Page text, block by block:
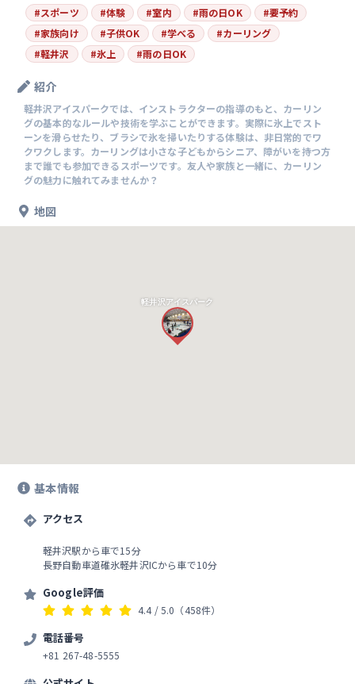
#スポーツ #体験 #室内 #雨の日OK #要予約
#家族向け #子供OK #学べる #カーリング
#軽井沢 #氷上 #雨の日OK
紹介
軽井沢アイスパークでは、インストラクターの指導のもと、カーリン
グの基本的なルールや技術を学ぶことができます。実際に氷上でスト
ーンを滑らせたり、ブラシで氷を掃いたりする体験は、非日常的でワ
クワクします。カーリングは小さな子どもからシニア、障がいを持つ方
まで誰でも参加できるスポーツです。友人や家族と一緒に、カーリン
グの魅力に触れてみませんか？
地図
軽井沢アイスパーク
基本情報
アクセス
軽井沢駅から車で15分
長野自動車道碓氷軽井沢ICから車で10分
Google評価
4.4 / 5.0 （458件）
電話番号
+81 267-48-5555